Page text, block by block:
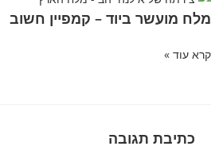
מלח מועשר ביוד – קמפיין חשוב
קרא עוד »
כתיבת תגובה